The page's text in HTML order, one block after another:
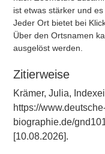
ist etwas stärker und
Jeder Ort bietet bei
Über den Ortsnamen
ausgelöst werden.
Zitierweise
Krämer, Julia,
https://
biographie.de/
[10.08.2026].